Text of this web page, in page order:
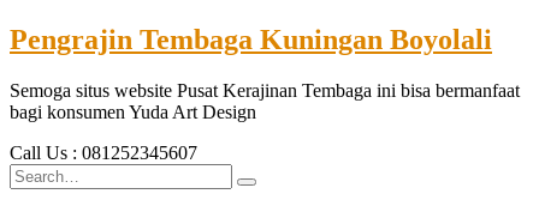
Pengrajin Tembaga Kuningan Boyolali
Semoga situs website Pusat Kerajinan Tembaga ini bisa bermanfaat
bagi konsumen Yuda Art Design
Call Us : 081252345607